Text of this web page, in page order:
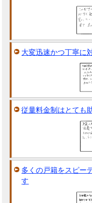
大変迅速かつ丁寧に
従量料金制はとても
多くの戸籍をスピー
す